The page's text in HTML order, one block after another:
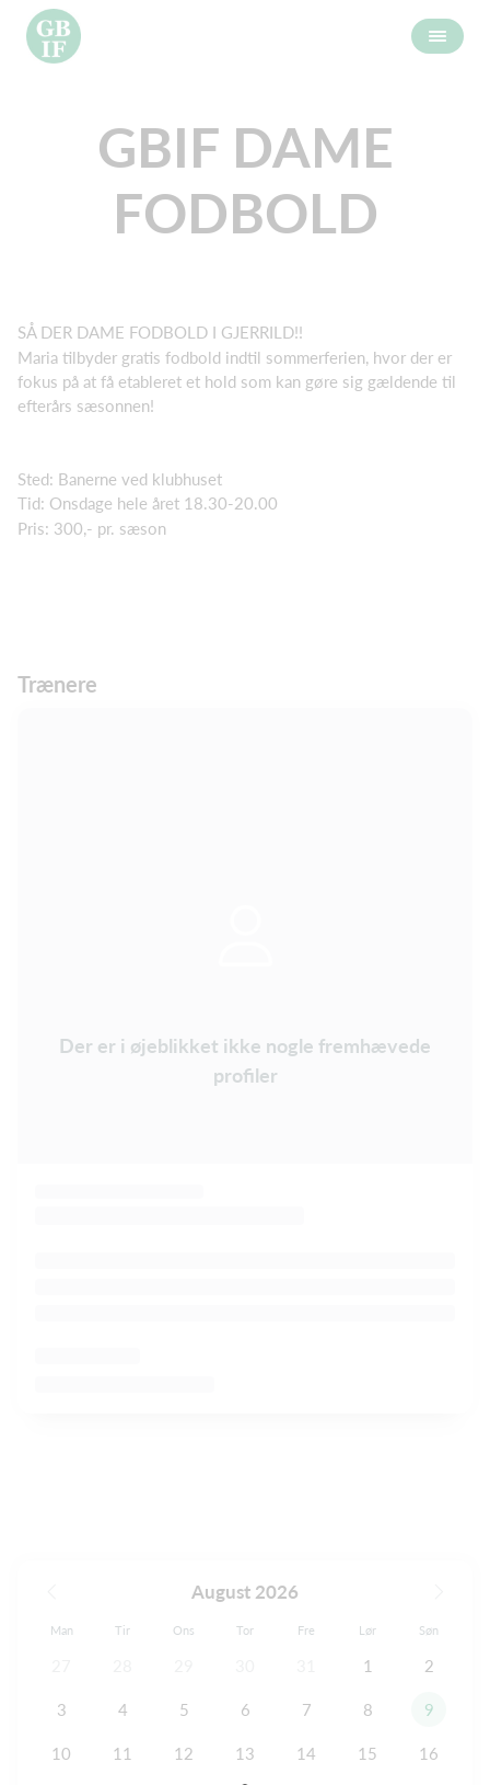
GBIF DAME
FODBOLD
SÅ DER DAME FODBOLD I GJERRILD!!
Maria tilbyder gratis fodbold indtil sommerferien, hvor der er
fokus på at få etableret et hold som kan gøre sig gældende til
efterårs sæsonnen!
Sted: Banerne ved klubhuset
Tid: Onsdage hele året 18.30-20.00
Pris: 300,- pr. sæson
Trænere
Der er i øjeblikket ikke nogle fremhævede
profiler
August 2026
Man Tir Ons Tor Fre Lør Søn
1 2
3 4 5 6 7 8 9
10 11 12 13 14 15 16